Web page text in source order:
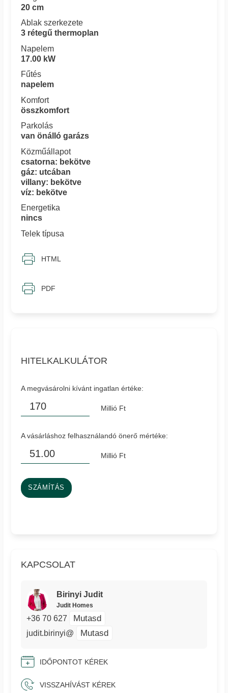
HITELKALKULÁTOR
A megvásárolni kívánt ingatlan értéke:
Millió Ft
A vásárláshoz felhasználandó önerő mértéke:
Millió Ft
SZÁMÍTÁS
KAPCSOLAT
Birinyi Judit
Judit Homes
+36 70 627 Mutasd
judit.birinyi@ Mutasd
IDŐPONTOT KÉREK
VISSZAHÍVÁST KÉREK
20 cm
Ablak szerkezete
3 rétegű thermoplan
Napelem
17.00 kW
Fűtés
napelem
Komfort
összkomfort
Parkolás
van önálló garázs
Közműállapot
csatorna: bekötve
gáz: utcában
villany: bekötve
víz: bekötve
Energetika
nincs
Telek típusa
HTML
PDF